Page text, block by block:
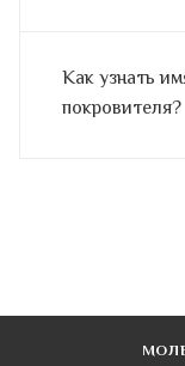
Как узнать
покровителя?